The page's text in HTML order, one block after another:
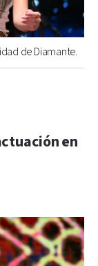
de Diamante.
en